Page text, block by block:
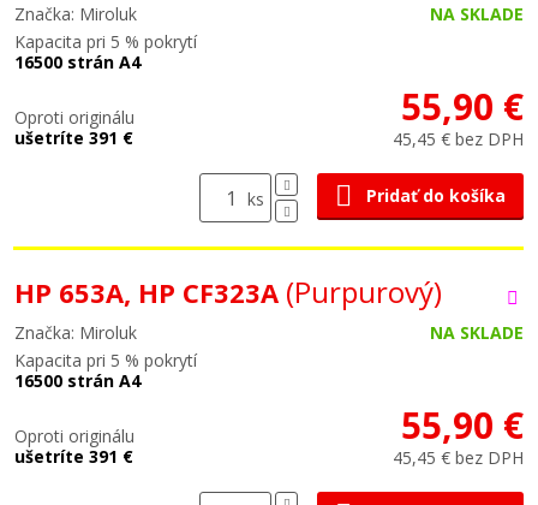
Značka: Miroluk
NA SKLADE
Kapacita pri 5 % pokrytí
16500 strán A4
Oproti originálu
ušetríte 391 €
55,90 €
45,45 € bez DPH
ks Pridať do košíka
HP 653A, HP CF323A (Purpurový)
Značka: Miroluk
NA SKLADE
Kapacita pri 5 % pokrytí
16500 strán A4
Oproti originálu
ušetríte 391 €
55,90 €
45,45 € bez DPH